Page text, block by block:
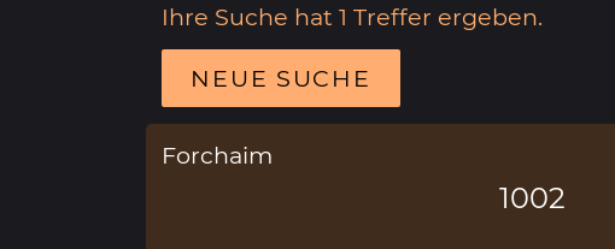
Ihre Suche hat 1 Treffer ergeben.
NEUE SUCHE
Forchaim
1002